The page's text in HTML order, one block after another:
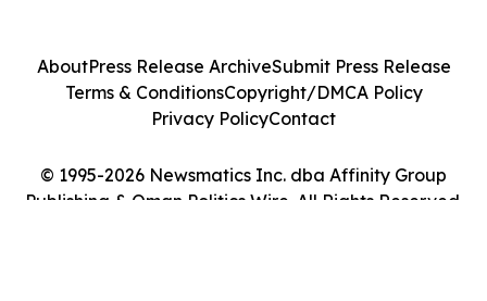
© 1995-2026 Newsmatics Inc. dba Affinity Group
Publishing & Oman Politics Wire. All Rights Reserved.
AboutPress Release ArchiveSubmit Press Release
Terms & ConditionsCopyright/DMCA Policy
Privacy PolicyContact